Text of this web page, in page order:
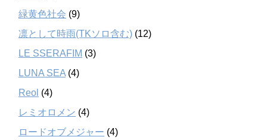
緑黄色社会 (9)
凛として時雨(TKソロ含む) (12)
LE SSERAFIM (3)
LUNA SEA (4)
Reol (4)
レミオロメン (4)
ロードオブメジャー (4)